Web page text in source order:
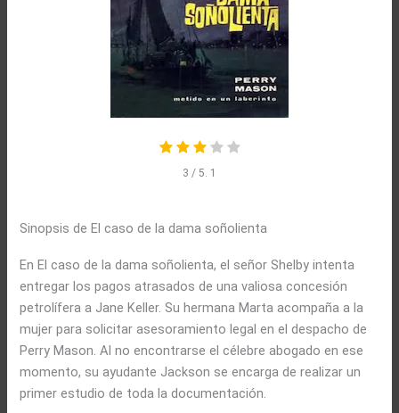
3 / 5. 1
Sinopsis de El caso de la dama soñolienta
En El caso de la dama soñolienta, el señor Shelby intenta
entregar los pagos atrasados de una valiosa concesión
petrolífera a Jane Keller. Su hermana Marta acompaña a la
mujer para solicitar asesoramiento legal en el despacho de
Perry Mason. Al no encontrarse el célebre abogado en ese
momento, su ayudante Jackson se encarga de realizar un
primer estudio de toda la documentación.